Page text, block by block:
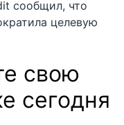
сообщил, что
целевую
свою
сегодня